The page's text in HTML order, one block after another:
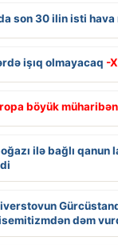
son 30 ilin isti hava
işıq olmayacaq -
böyük
ilə bağlı qanun
dəm